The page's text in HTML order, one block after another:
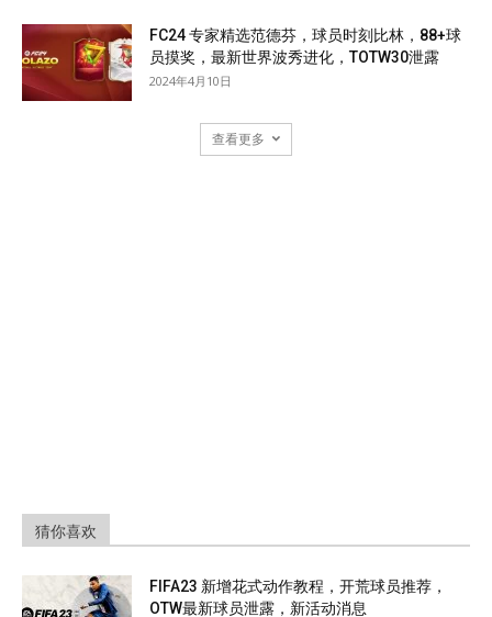
FC24 专家精选范德芬，球员时刻比林，88+球
员摸奖，最新世界波秀进化，TOTW30泄露
2024年4月10日
查看更多
猜你喜欢
FIFA23 新增花式动作教程，开荒球员推荐，
OTW最新球员泄露，新活动消息